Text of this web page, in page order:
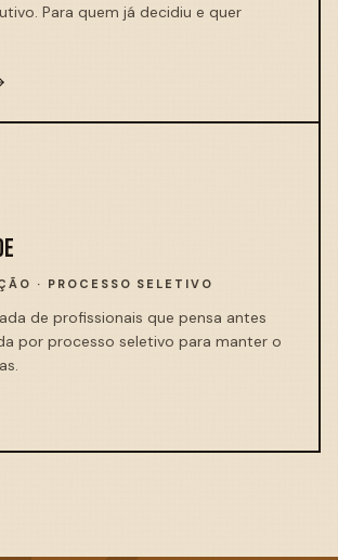
Para quem já decidiu e quer
· PROCESSO SELETIVO
de profissionais que pensa antes
por processo seletivo para manter o